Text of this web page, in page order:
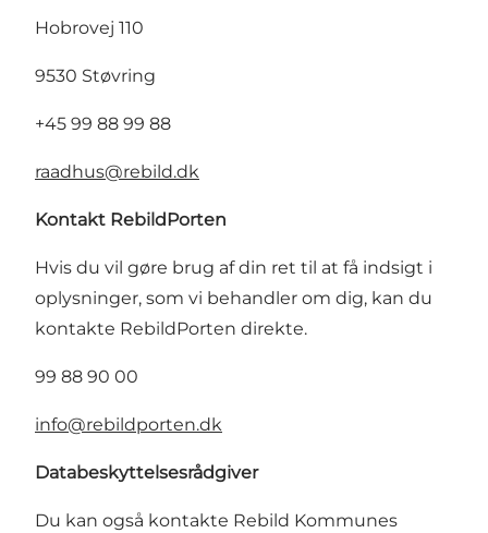
Hobrovej 110
9530 Støvring
+45 99 88 99 88
raadhus@rebild.dk
Kontakt RebildPorten
Hvis du vil gøre brug af din ret til at få indsigt i
oplysninger, som vi behandler om dig, kan du
kontakte RebildPorten direkte.
99 88 90 00
info@rebildporten.dk
Databeskyttelsesrådgiver
Du kan også kontakte Rebild Kommunes